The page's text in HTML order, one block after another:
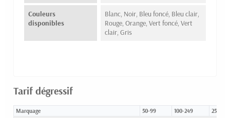
Couleurs
disponibles
Blanc, Noir, Bleu foncé, Bleu clair,
Rouge, Orange, Vert foncé, Vert
clair, Gris
Tarif dégressif
Marquage 50-99 100-249 250-